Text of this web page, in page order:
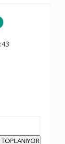
TOPLANIYOR